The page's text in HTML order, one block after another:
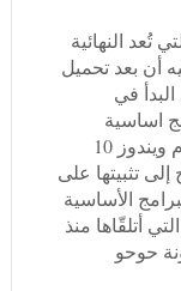
النهائية
لا شك فيه أن بعد تحميل
في
اساسية
لتحسين تجربتك ومساعدتك علي إستخدام ويندوز 10
تثبيتها على
؟ أو ما هي البرامج الأساسية
أتلقّاها منذ
حوحو